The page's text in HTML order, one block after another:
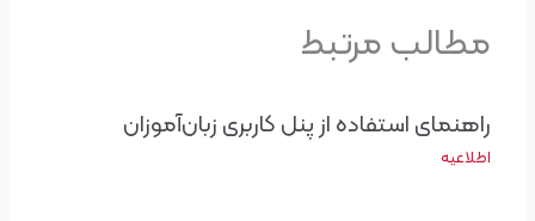
مطالب مرتبط
راهنمای استفاده از پنل کاربری زبان‌آموزان
اطلاعیه